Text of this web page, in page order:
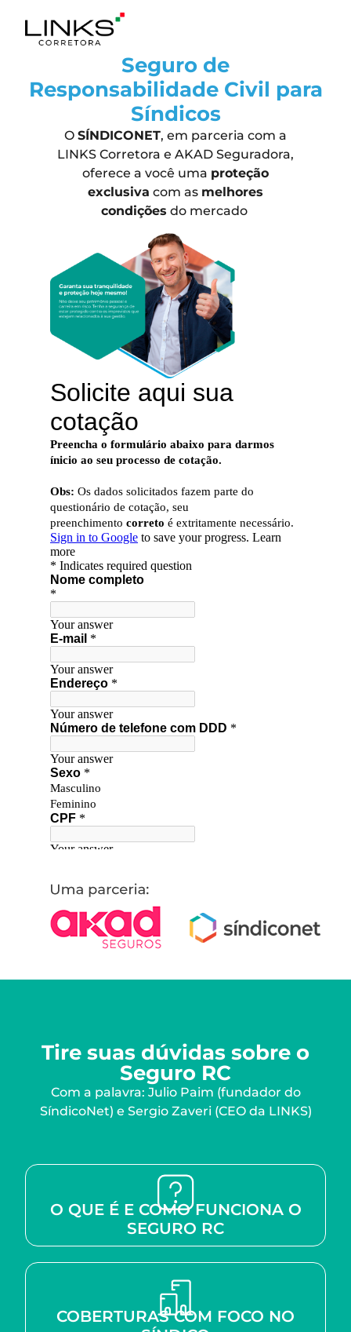
Seguro de
Responsabilidade Civil para
Síndicos
O SÍNDICONET, em parceria com a
LINKS Corretora e AKAD Seguradora,
oferece a você uma proteção
exclusiva com as melhores
condições do mercado
Tire suas dúvidas sobre o
Seguro RC
Com a palavra: Julio Paim (fundador do
SíndicoNet) e Sergio Zaveri (CEO da LINKS)
O QUE É E COMO FUNCIONA O
SEGURO RC
COBERTURAS COM FOCO NO